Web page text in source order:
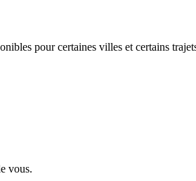
pour certaines villes et certains
vous.